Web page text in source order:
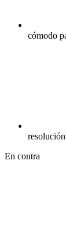
cómodo
En contra